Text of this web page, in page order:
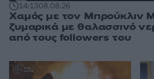
14:1308.08.26
Χαμός με τον Μπρούκλιν
ζυμαρικά με θαλασσινό
από τους followers του